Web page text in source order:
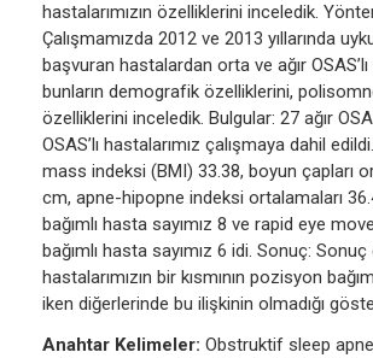
hastalarımızın özelliklerini inceledik.
Çalışmamızda 2012 ve 2013 yıllarında
başvuran hastalardan orta ve ağır OSAS’lı
bunların demografik özelliklerini,
özelliklerini inceledik. Bulgular: 27 ağır
OSAS’lı hastalarımız çalışmaya dahil
mass indeksi (BMI) 33.38, boyun çapları
cm, apne-hipopne indeksi ortalamaları
bağımlı hasta sayımız 8 ve rapid eye
bağımlı hasta sayımız 6 idi. Sonuç:
hastalarımızın bir kısmının pozisyon
iken diğerlerinde bu ilişkinin olmadığı
Anahtar Kelimeler: Obstruktif sleep